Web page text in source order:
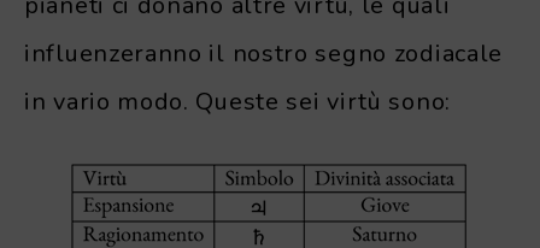
influenzeranno il nostro segno zodiacale
in vario modo. Queste sei virtù sono: